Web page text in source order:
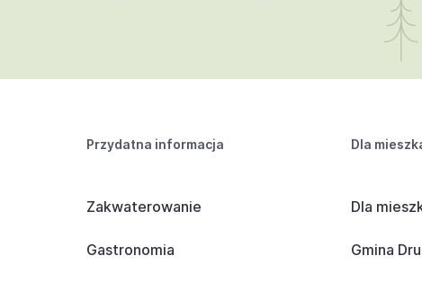
Przydatna informacja
Zakwaterowanie
Gastronomia
Dla
Dla
Gmina